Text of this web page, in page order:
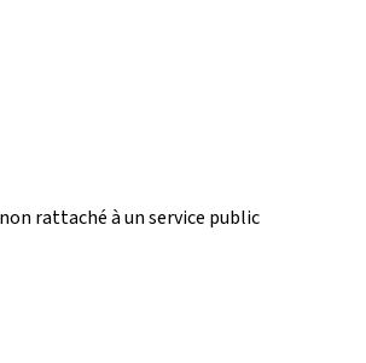
rattaché à un service public